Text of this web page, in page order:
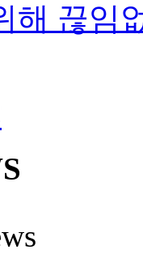
해 끊임